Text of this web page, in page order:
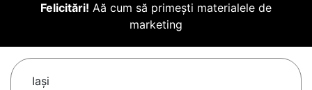
Felicitări! Aă cum să primești materialele de
marketing
Iaşi